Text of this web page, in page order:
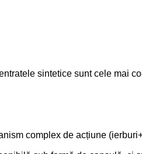
sintetice sunt cele mai
complex de acțiune